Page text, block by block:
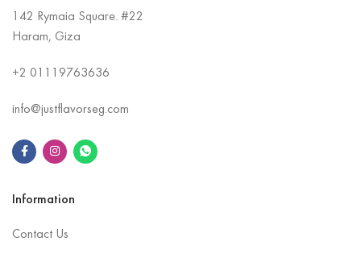
142 Rymaia Square. #22
Haram, Giza
+2 01119763636
info@justflavorseg.com
Information
Contact Us